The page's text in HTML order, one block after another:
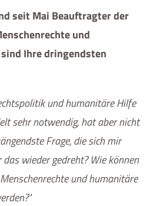
seit Mai Beauftragter der
und
Ihre dringendsten
und humanitäre Hilfe
sehr notwendig, hat aber nicht
Frage, die sich mir
wieder gedreht? Wie können
und humanitäre